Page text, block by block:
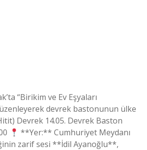
“Birikim ve Ev Eşyaları
devrek bastonunun ülke
Devrek 14.05. Devrek Baston
**Yer:** Cumhuriyet Meydanı
zarif sesi **İdil Ayanoğlu**,